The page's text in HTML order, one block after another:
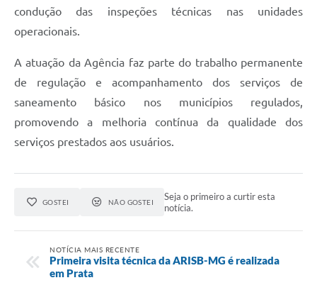
condução das inspeções técnicas nas unidades
operacionais.
A atuação da Agência faz parte do trabalho permanente
de regulação e acompanhamento dos serviços de
saneamento básico nos municípios regulados,
promovendo a melhoria contínua da qualidade dos
serviços prestados aos usuários.
GOSTEI NÃO GOSTEI
Seja o primeiro a curtir esta
notícia.
NOTÍCIA MAIS RECENTE
Primeira visita técnica da ARISB-MG é realizada
em Prata